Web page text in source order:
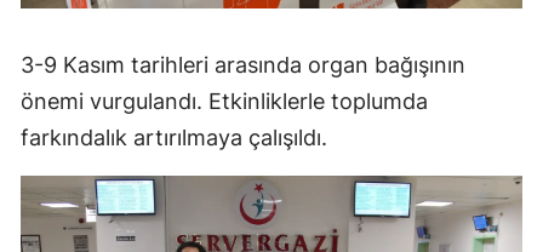
3-9 Kasım tarihleri arasında organ bağışının
önemi vurgulandı. Etkinliklerle toplumda
farkındalık artırılmaya çalışıldı.